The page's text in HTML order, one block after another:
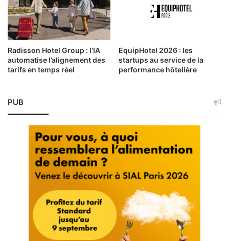
Radisson Hotel Group : l’IA
automatise l’alignement des
tarifs en temps réel
EquipHotel 2026 : les
startups au service de la
performance hôtelière
PUB